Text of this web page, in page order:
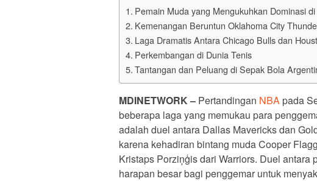
Pemain Muda yang Mengukuhkan Dominasi
Kemenangan Beruntun Oklahoma City
Laga Dramatis Antara Chicago Bulls dan
Perkembangan di Dunia Tenis
Tantangan dan Peluang di Sepak Bola
MDINETWORK– Pertandingan NBA pada
beberapa laga yang memukau para
adalah duel antara Dallas Mavericks dan
karena kehadiran bintang muda Cooper
Kristaps Porziņģis dari Warriors. Duel
harapan besar bagi penggemar untuk